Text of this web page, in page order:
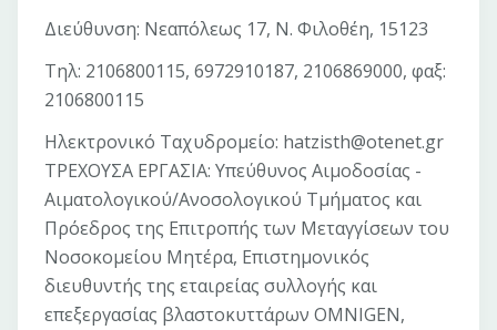
Διεύθυνση: Νεαπόλεως 17, Ν. Φιλοθέη, 15123
Τηλ: 2106800115, 6972910187, 2106869000, φαξ:
2106800115
Ηλεκτρονικό Ταχυδρομείο: hatzisth@otenet.gr
ΤΡΕΧΟΥΣΑ ΕΡΓΑΣΙΑ: Υπεύθυνος Αιμοδοσίας -
Αιματολογικού/Ανοσολογικού Τμήματος και
Πρόεδρος της Επιτροπής των Μεταγγίσεων του
Νοσοκομείου Μητέρα, Επιστημονικός
διευθυντής της εταιρείας συλλογής και
επεξεργασίας βλαστοκυττάρων OMNIGEN,